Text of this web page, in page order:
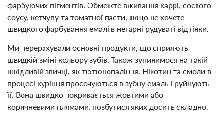
фарбуючих пігментів. Обмежте вживання каррі, соєвого
соусу, кетчупу та томатної пасти, якщо не хочете
швидкого фарбування емалі в негарні рудуваті відтінки.
Ми перерахували основні продукти, що сприяють
швидкій зміні кольору зубів. Також зупинимося на такій
шкідливій звичці, як тютюнопаління. Нікотин та смоли в
процесі куріння просочуються в зубну емаль і руйнують
її. Вона швидко покривається жовтими або
коричневими плямами, позбутися яких досить складно.